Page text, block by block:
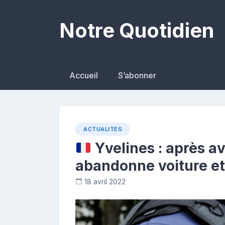
Notre Quotidien
Accueil S’abonner
ACTUALITÉS
Yvelines : après
abandonne voiture
18 avril 2022
e
p